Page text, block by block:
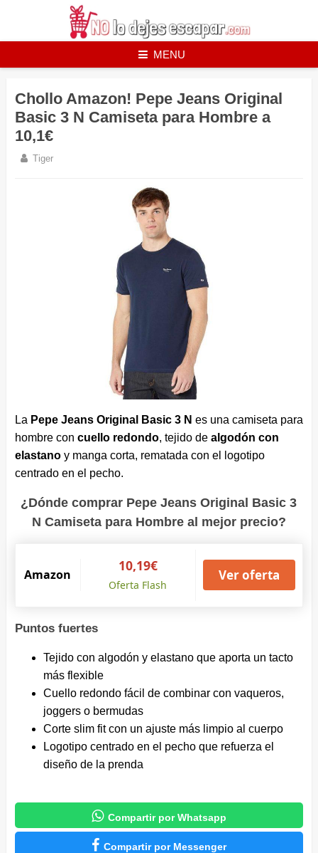
MENU
Chollo Amazon! Pepe Jeans Original
Basic 3 N Camiseta para Hombre a
10,1€
Tiger
La Pepe Jeans Original Basic 3 N es una camiseta para
hombre con cuello redondo, tejido de algodón con
elastanoy manga corta, rematada con el logotipo
centrado en el pecho.
¿Dónde comprar Pepe Jeans Original Basic 3
N Camiseta para Hombre al mejor precio?
Amazon
10,19€
Oferta Flash
Ver oferta
Puntos fuertes
Tejido con algodón y elastano que aporta un tacto
más flexible
Cuello redondo fácil de combinar con vaqueros,
joggers o bermudas
Corte slim fit con un ajuste más limpio al cuerpo
Logotipo centrado en el pecho que refuerza el
diseño de la prenda
 Compartir por Whatsapp
 Compartir por Messenger